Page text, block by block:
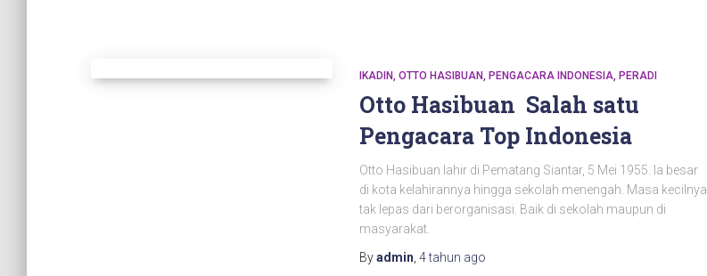
IKADIN OTTO HASIBUAN PENGACARA INDONESIA PERADI
Otto Hasibuan Salah satu
Pengacara Top Indonesia
Otto Hasibuan lahir di Pematang Siantar, 5 Mei 1955. Ia besar
di kota kelahirannya hingga sekolah menengah. Masa kecilnya
tak lepas dari berorganisasi. Baik di sekolah maupun di
masyarakat.
Byadmin 4 tahun ago